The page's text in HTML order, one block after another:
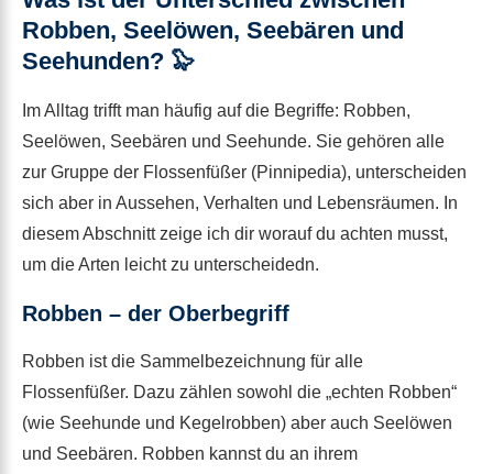
Robben, Seelöwen, Seebären und
Seehunden? 🦭
Im Alltag trifft man häufig auf die Begriffe: Robben,
Seelöwen, Seebären und Seehunde. Sie gehören alle
zur Gruppe der Flossenfüßer (Pinnipedia), unterscheiden
sich aber in Aussehen, Verhalten und Lebensräumen. In
diesem Abschnitt zeige ich dir worauf du achten musst,
um die Arten leicht zu unterscheidedn.
Robben – der Oberbegriff
Robben ist die Sammelbezeichnung für alle
Flossenfüßer. Dazu zählen sowohl die „echten Robben“
(wie Seehunde und Kegelrobben) aber auch Seelöwen
und Seebären. Robben kannst du an ihrem